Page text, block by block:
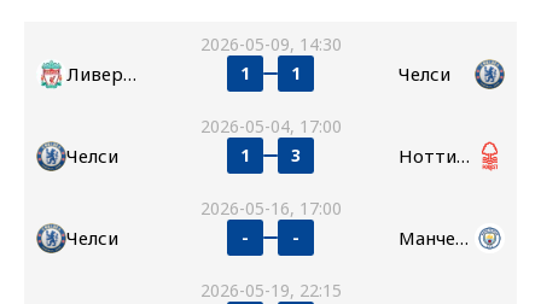
2026-05-09, 14:30
Ливерпуль 1 1 Челси
2026-05-04, 17:00
Челси 1 3 Ноттингем Форест
2026-05-16, 17:00
Челси - - Манчестер Сити
2026-05-19, 22:15